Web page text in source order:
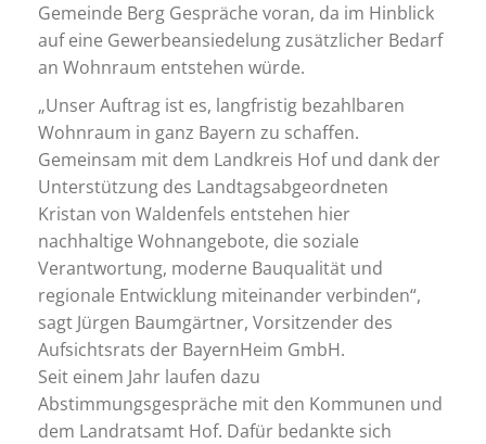
Gemeinde Berg Gespräche voran, da im Hinblick
auf eine Gewerbeansiedelung zusätzlicher Bedarf
an Wohnraum entstehen würde.
„Unser Auftrag ist es, langfristig bezahlbaren
Wohnraum in ganz Bayern zu schaffen.
Gemeinsam mit dem Landkreis Hof und dank der
Unterstützung des Landtagsabgeordneten
Kristan von Waldenfels entstehen hier
nachhaltige Wohnangebote, die soziale
Verantwortung, moderne Bauqualität und
regionale Entwicklung miteinander verbinden“,
sagt Jürgen Baumgärtner, Vorsitzender des
Aufsichtsrats der BayernHeim GmbH.
Seit einem Jahr laufen dazu
Abstimmungsgespräche mit den Kommunen und
dem Landratsamt Hof. Dafür bedankte sich